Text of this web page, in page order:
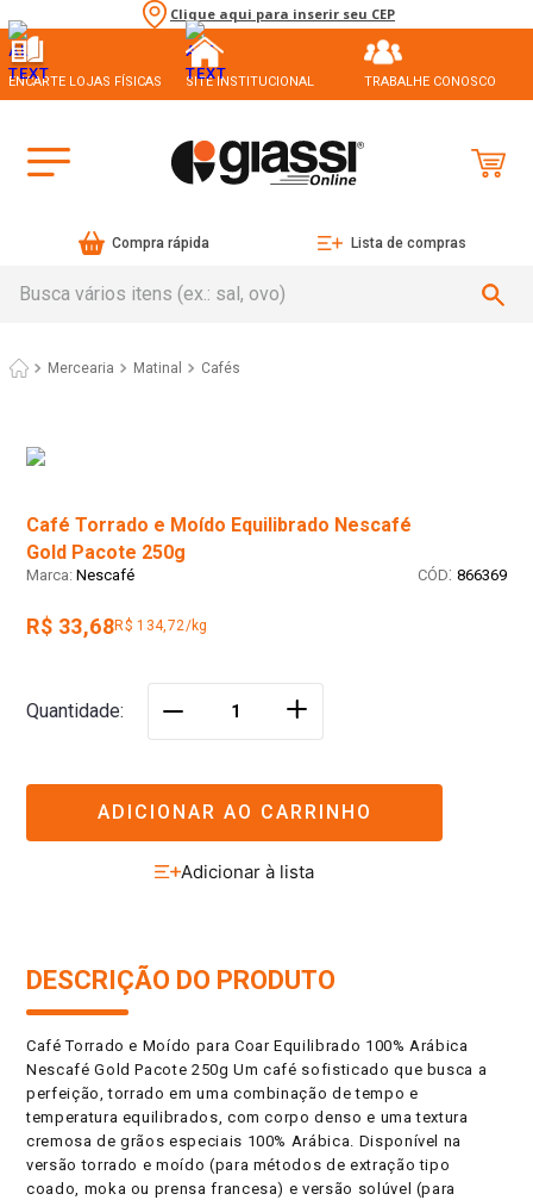
Clique aqui para inserir seu CEP
ENCARTE LOJAS FÍSICAS SITE INSTITUCIONAL TRABALHE CONOSCO
Compra rápida Lista de compras
Mercearia Matinal Cafés
Café Torrado e Moído Equilibrado Nescafé
Gold Pacote 250g
Nescafé : 866369
R$ 33,68R$ 134,72/kg
Quantidade ＋
ADICIONAR AO CARRINHO
DESCRIÇÃO DO PRODUTO
Café Torrado e Moído para Coar Equilibrado 100% Arábica
Nescafé Gold Pacote 250g Um café sofisticado que busca a
perfeição, torrado em uma combinação de tempo e
temperatura equilibrados, com corpo denso e uma textura
cremosa de grãos especiais 100% Arábica. Disponível na
versão torrado e moído (para métodos de extração tipo
coado, moka ou prensa francesa) e versão solúvel (para